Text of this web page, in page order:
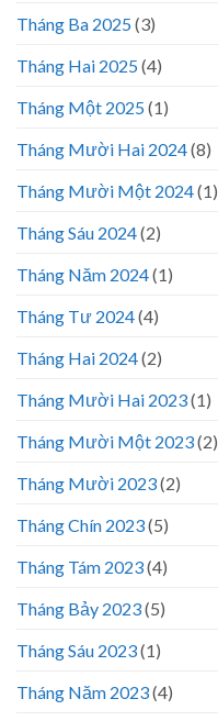
Tháng Ba 2025(3)
Tháng Hai 2025(4)
Tháng Một 2025(1)
Tháng Mười Hai 2024(8)
Tháng Mười Một 2024(1)
Tháng Sáu 2024(2)
Tháng Năm 2024(1)
Tháng Tư 2024(4)
Tháng Hai 2024(2)
Tháng Mười Hai 2023(1)
Tháng Mười Một 2023(2)
Tháng Mười 2023(2)
Tháng Chín 2023(5)
Tháng Tám 2023(4)
Tháng Bảy 2023(5)
Tháng Sáu 2023(1)
Tháng Năm 2023(4)